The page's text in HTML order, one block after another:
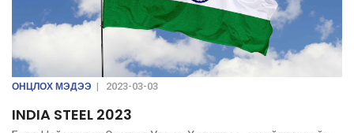
ОНЦЛОХ МЭДЭЭ | 2023-03-03
INDIA STEEL 2023